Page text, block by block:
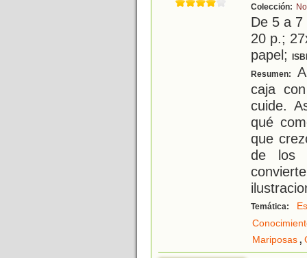
Colección:
De 5 a
20 p.;
papel;
Resumen:
caja
cuide.
qué
que
de los
Temática:
Mariposas,